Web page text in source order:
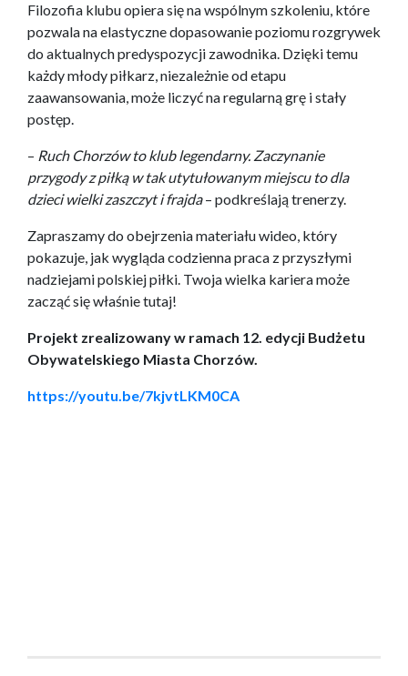
Filozofia klubu opiera się na wspólnym szkoleniu, które
pozwala na elastyczne dopasowanie poziomu rozgrywek
do aktualnych predyspozycji zawodnika. Dzięki temu
każdy młody piłkarz, niezależnie od etapu
zaawansowania, może liczyć na regularną grę i stały
postęp.
– Ruch Chorzów to klub legendarny. Zaczynanie
przygody z piłką w tak utytułowanym miejscu to dla
dzieci wielki zaszczyt i frajda– podkreślają trenerzy.
Zapraszamy do obejrzenia materiału wideo, który
pokazuje, jak wygląda codzienna praca z przyszłymi
nadziejami polskiej piłki. Twoja wielka kariera może
zacząć się właśnie tutaj!
Projekt zrealizowany w ramach 12. edycji Budżetu
Obywatelskiego Miasta Chorzów.
https://youtu.be/7kjvtLKM0CA